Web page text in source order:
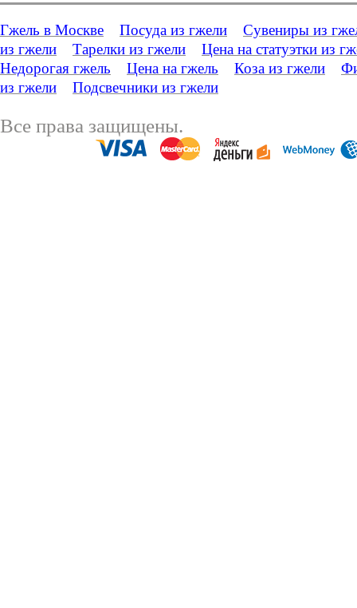
Гжель в Москве Посуда из гжели
Сувениры из
из гжели
Тарелки из гжели
Цена на статуэтки из
Недорогая гжель
Цена на гжель Коза из гжели
из гжели
Подсвечники из гжели
Все права защищены.